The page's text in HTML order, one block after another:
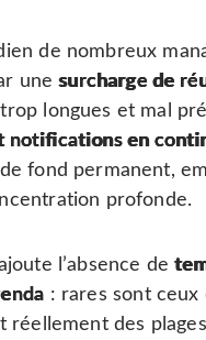
de nombreux
unesurcharge de
longues et mal
notifications en
fond permanent,
profonde.
l’absence de
: rares sont ceux
réellement des